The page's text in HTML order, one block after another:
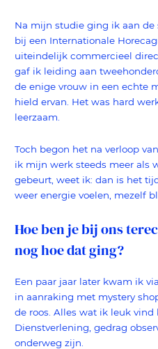
Na mijn studie ging ik aan
bij een Internationale
uiteindelijk commercieel
gaf ik leiding aan
de enige vrouw in een echte
hield ervan. Het was hard
leerzaam.
Toch begon het na verloop
ik mijn werk steeds meer als
gebeurt, weet ik: dan is het
weer energie voelen, mezelf
Hoe ben je bij ons
nog hoe dat ging?
Een paar jaar later kwam ik
in aanraking met mystery
de roos. Alles wat ik leuk vind
Dienstverlening, gedrag
onderweg zijn.